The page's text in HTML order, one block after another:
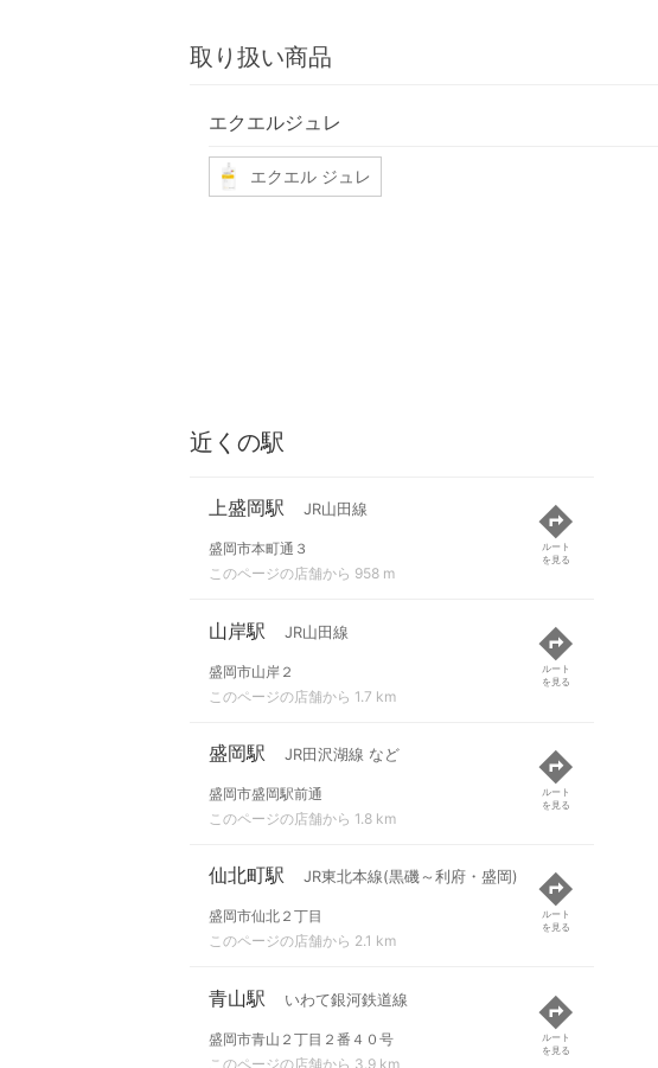
取り扱い商品
エクエルジュレ
エクエル ジュレ
近くの駅
上盛岡駅 JR山田線
盛岡市本町通３
このページの店舗から 958 m
ルート
を見る
山岸駅 JR山田線
盛岡市山岸２
このページの店舗から 1.7 km
ルート
を見る
盛岡駅 JR田沢湖線 など
盛岡市盛岡駅前通
このページの店舗から 1.8 km
ルート
を見る
仙北町駅 JR東北本線(黒磯～利府・盛岡)
盛岡市仙北２丁目
このページの店舗から 2.1 km
ルート
を見る
青山駅 いわて銀河鉄道線
盛岡市青山２丁目２番４０号
このページの店舗から 3.9 km
ルート
を見る